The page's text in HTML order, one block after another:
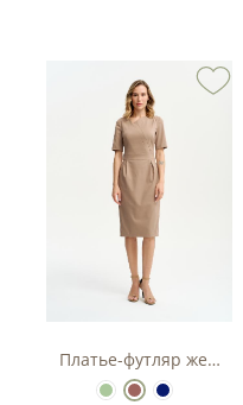
Платье-футляр женское